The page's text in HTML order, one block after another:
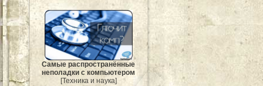
Самые распространённые
неполадки с компьютером
[Техника и наука]